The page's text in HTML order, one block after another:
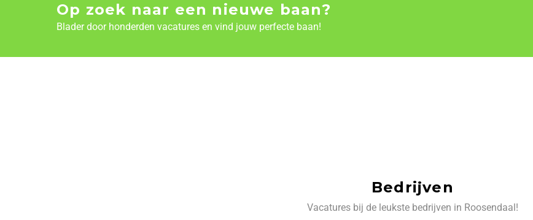
Op zoek naar een nieuwe baan?
Blader door honderden vacatures en vind jouw perfecte baan!
Bedrijven
Vacatures bij de leukste bedrijven in Roosendaal!